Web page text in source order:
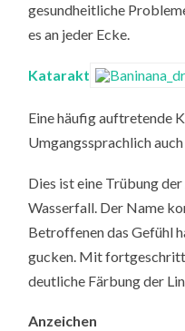
gesundheitliche
es an jeder Ecke.
Katarakt
Eine häufig auftretende
Umgangssprachlich
Dies ist eine Trübung
Wasserfall. Der Name
Betroffenen das Gefühl
gucken. Mit
deutliche Färbung der
Anzeichen